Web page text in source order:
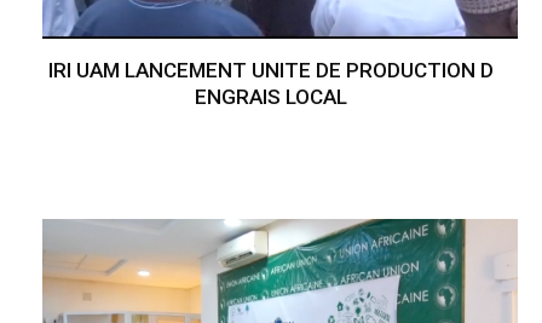
IRI UAM LANCEMENT UNITE DE PRODUCTION D
ENGRAIS LOCAL